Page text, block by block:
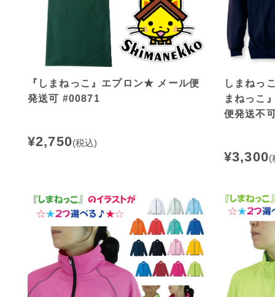
『しまねっこ』エプロン★ メール便
発送可 #00871
¥2,750(税込)
しまねっ
まねっこ
便発送不
¥3,300(